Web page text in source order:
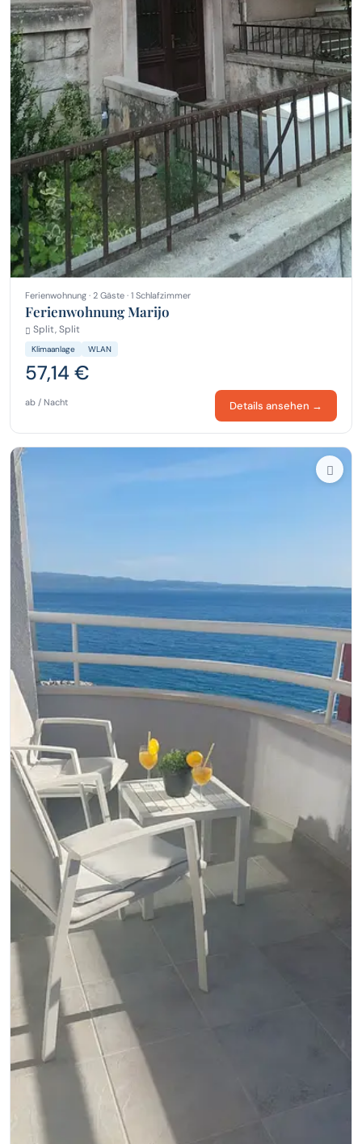
Ferienwohnung · 2 Gäste · 1 Schlafzimmer
Ferienwohnung Marijo
Split, Split
Klimaanlage WLAN
57,14 €
ab / Nacht Details ansehen →